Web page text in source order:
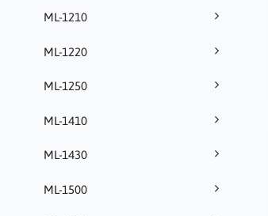
ML-1210
ML-1220
ML-1250
ML-1410
ML-1430
ML-1500